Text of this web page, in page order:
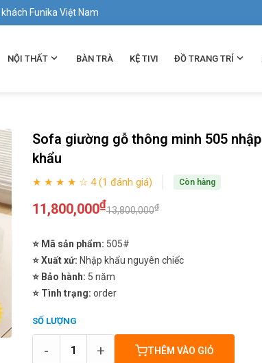
Funika Việt Nam
NỘI THẤT BÀN TRÀ KỆ TIVI ĐỒ TRANG TRÍ
Sofa giường gỗ thông minh 505 nhập
khẩu
★ ★ ★ ★ ☆ 4 (1 đánh giá) Còn hàng
11,800,000₫13,800,000₫
⭐ Mã sản phẩm: 505#
⭐ Xuất xứ: Nhập khẩu nguyên chiếc
⭐ Bảo hành: 5 năm
⭐ Tình trạng: order
SỐ LƯỢNG
- + THÊM VÀO GIỎ